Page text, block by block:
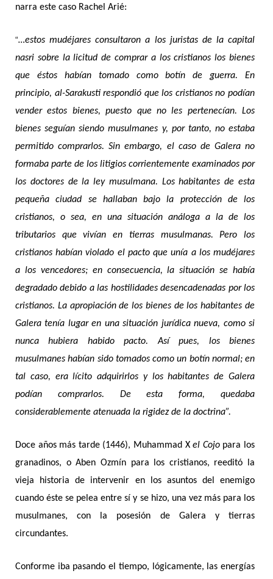
narra este caso Rachel Arié:
“…estos mudéjares consultaron a los juristas de la capital
nasri sobre la licitud de comprar a los cristianos los bienes
que éstos habían tomado como botín de guerra. En
principio, al-Sarakusti respondió que los cristianos no podían
vender estos bienes, puesto que no les pertenecían. Los
bienes seguían siendo musulmanes y, por tanto, no estaba
permitido comprarlos. Sin embargo, el caso de Galera no
formaba parte de los litigios corrientemente examinados por
los doctores de la ley musulmana. Los habitantes de esta
pequeña ciudad se hallaban bajo la protección de los
cristianos, o sea, en una situación análoga a la de los
tributarios que vivían en tierras musulmanas. Pero los
cristianos habían violado el pacto que unía a los mudéjares
a los vencedores; en consecuencia, la situación se había
degradado debido a las hostilidades desencadenadas por los
cristianos. La apropiación de los bienes de los habitantes de
Galera tenía lugar en una situación jurídica nueva, como si
nunca hubiera habido pacto. Así pues, los bienes
musulmanes habían sido tomados como un botín normal; en
tal caso, era lícito adquirirlos y los habitantes de Galera
podían comprarlos. De esta forma, quedaba
considerablemente atenuada la rigidez de la doctrina”.
Doce años más tarde (1446), Muhammad Xel Cojo para los
granadinos, o Aben Ozmín para los cristianos, reeditó la
vieja historia de intervenir en los asuntos del enemigo
cuando éste se pelea entre sí y se hizo, una vez más para los
musulmanes, con la posesión de Galera y tierras
circundantes.
Conforme iba pasando el tiempo, lógicamente, las energías